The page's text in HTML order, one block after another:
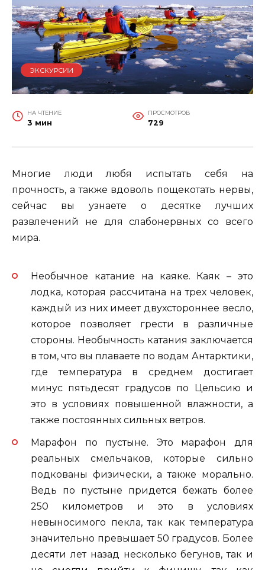
ЭКСКУРСИИ
НА ЧТЕНИЕ
3 мин
ПРОСМОТРОВ
729
Многие люди любя испытать себя на
прочность, а также вдоволь пощекотать нервы,
сейчас вы узнаете о десятке лучших
развлечений не для слабонервных со всего
мира.
Необычное катание на каяке. Каяк – это
лодка, которая рассчитана на трех человек,
каждый из них имеет двухстороннее весло,
которое позволяет грести в различные
стороны. Необычность катания заключается
в том, что вы плаваете по водам Антарктики,
где температура в среднем достигает
минус пятьдесят градусов по Цельсию и
это в условиях повышенной влажности, а
также постоянных сильных ветров.
Марафон по пустыне. Это марафон для
реальных смельчаков, которые сильно
подкованы физически, а также морально.
Ведь по пустыне придется бежать более
250 километров и это в условиях
невыносимого пекла, так как температура
значительно превышает 50 градусов. Более
десяти лет назад несколько бегунов, так и